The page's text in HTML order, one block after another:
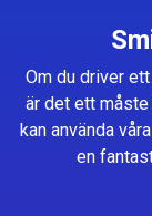
Om du driver
är det ett
kan använda
en